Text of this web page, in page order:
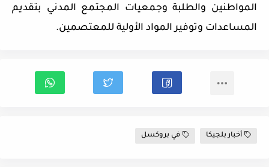
المواطنين والطلبة وجمعيات المجتمع المدني بتقديم
المساعدات وتوفير المواد الأولية للمعتصمين.
أخبار بلجيكا في بروكسل